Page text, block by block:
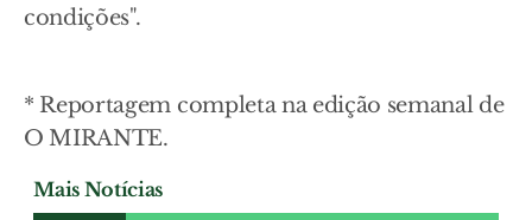
condições".
* Reportagem completa na edição semanal de
O MIRANTE.
Mais Notícias